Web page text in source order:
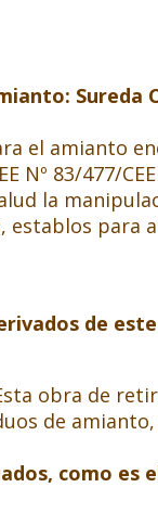
: Sureda
el amianto
83/477/
la
para
de
obra de
de
como es